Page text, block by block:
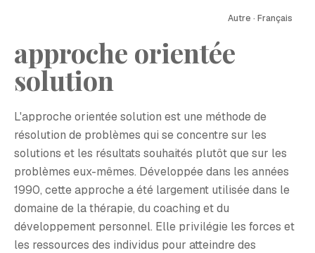
Autre · Français
approche orientée
solution
L'approche orientée solution est une méthode de
résolution de problèmes qui se concentre sur les
solutions et les résultats souhaités plutôt que sur les
problèmes eux-mêmes. Développée dans les années
1990, cette approche a été largement utilisée dans le
domaine de la thérapie, du coaching et du
développement personnel. Elle privilégie les forces et
les ressources des individus pour atteindre des